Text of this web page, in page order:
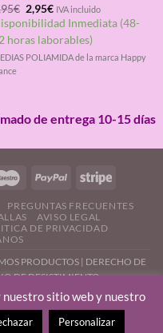
4.50
5
€ El
precio
original
era:
2,95€El
precio
actual
es:
IVA incluido
Inmediata (48-
horas laborables)
POLIAMIDA de la marca Happy
de entrega 10-15 días
PREGUNTAS FRECUENTES
AVISO LEGAL
DE PRIVACIDAD
PRODUCTOS| DERECHO DE
DE DESISTIMIENTO
sitio web y nuestro
Personalizar